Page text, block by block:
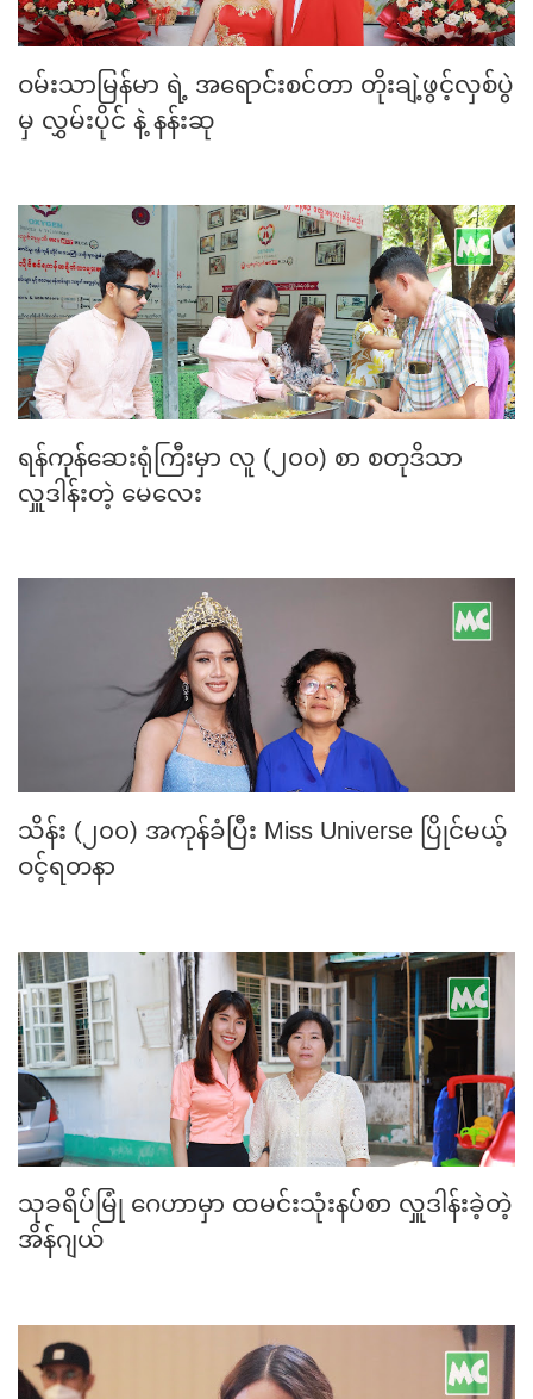
ဝမ်းသာမြန်မာ ရဲ့ အရောင်းစင်တာ တိုးချဲ့ဖွင့်လှစ်ပွဲ
မှ လွှမ်းပိုင် နဲ့ နန်းဆု
ရန်ကုန်ဆေးရုံကြီးမှာ လူ (၂၀၀) စာ စတုဒိသာ
လှူဒါန်းတဲ့ မေလေး
သိန်း (၂၀၀) အကုန်ခံပြီး Miss Universe ပြိုင်မယ့်
ဝင့်ရတနာ
သုခရိပ်မြုံ ဂေဟာမှာ ထမင်းသုံးနပ်စာ လှူဒါန်းခဲ့တဲ့
အိန်ဂျယ်